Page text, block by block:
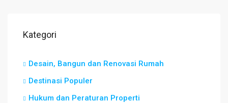
Kategori
Desain, Bangun dan Renovasi Rumah
Destinasi Populer
Hukum dan Peraturan Properti